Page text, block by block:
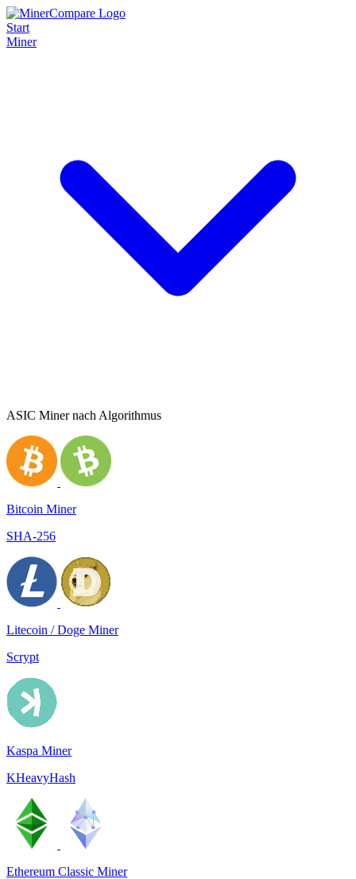
Start
Miner
ASIC Miner nach Algorithmus
Bitcoin Miner
SHA-256
Litecoin / Doge Miner
Scrypt
Kaspa Miner
KHeavyHash
Ethereum Classic Miner